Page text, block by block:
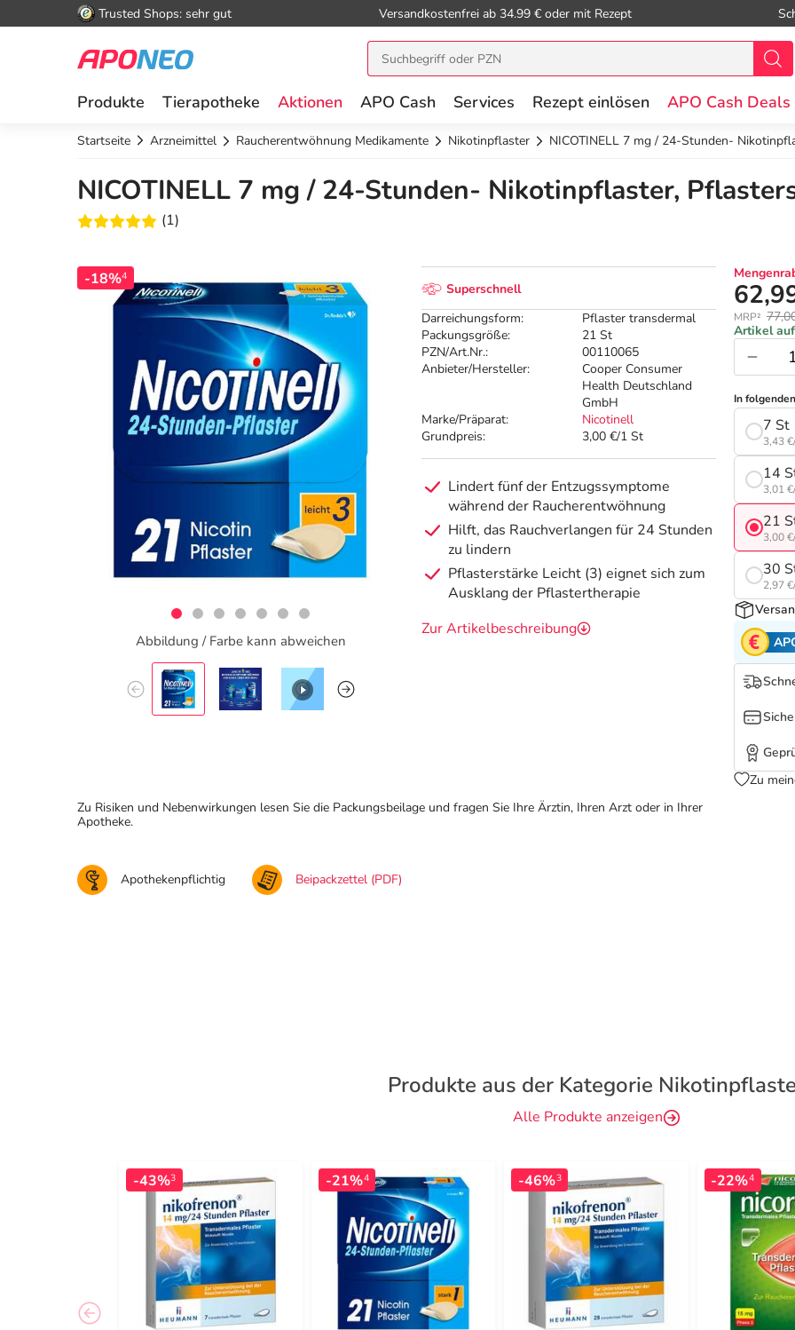
Trusted Shops: sehr gut Versandkostenfrei ab 34.99 € oder mit Rezept
Produkte Tierapotheke Aktionen APO Cash Services Rezept einlösen APO Cash Deals
Startseite Arzneimittel Raucherentwöhnung Medikamente Nikotinpflaster NICOTINELL 7 mg / 24-Stunden-
NICOTINELL 7 mg / 24-Stunden- Nikotinpflaster,
(1)
-18%4
Abbildung / Farbe kann abweichen
Superschnell
Darreichungsform:
Pflaster transdermal
Packungsgröße:
21 St
PZN/Art.Nr.:
00110065
Anbieter/Hersteller:
Cooper Consumer
Health Deutschland
GmbH
Marke/Präparat:
Nicotinell
Grundpreis:
3,00 €/1 St
Lindert fünf der Entzugssymptome
während der Raucherentwöhnung
Hilft, das Rauchverlangen für 24 Stunden
zu lindern
Pflasterstärke Leicht (3) eignet sich zum
Ausklang der Pflastertherapie
Zur Artikelbeschreibung
MRP²
Artikel
In
7 St
3,43
14
3,01
21
3,00
30
2,97
Zu
Zu Risiken und Nebenwirkungen lesen Sie die Packungsbeilage und fragen Sie Ihre Ärztin, Ihren Arzt oder in Ihrer
Apotheke.
Apothekenpflichtig Beipackzettel (PDF)
Produkte aus der Kategorie
Alle Produkte anzeigen
-43%3 -21%4 -46%3 -22%4